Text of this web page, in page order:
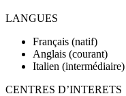
LANGUES
Français (natif)
Anglais (courant)
Italien (intermédiaire)
CENTRES D’INTERETS